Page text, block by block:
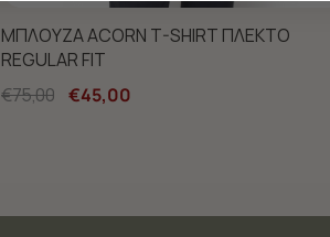
ΜΠΛΟΥΖΑ ACORN T-SHIRT ΠΛΕΚΤΟ
REGULAR FIT
€75,00 €45,00